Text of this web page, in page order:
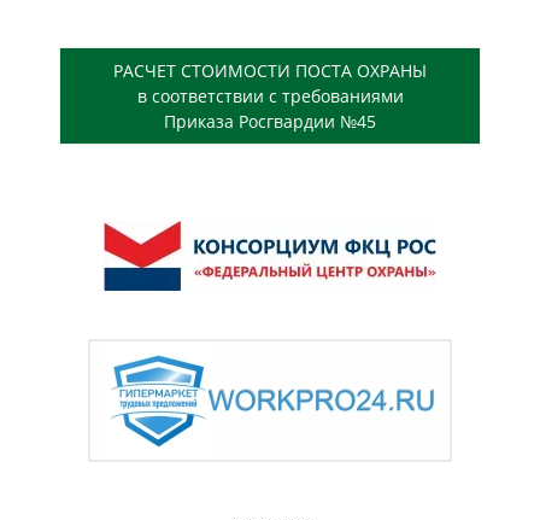
РАСЧЕТ СТОИМОСТИ ПОСТА ОХРАНЫ
в соответствии с требованиями
Приказа Росгвардии №45